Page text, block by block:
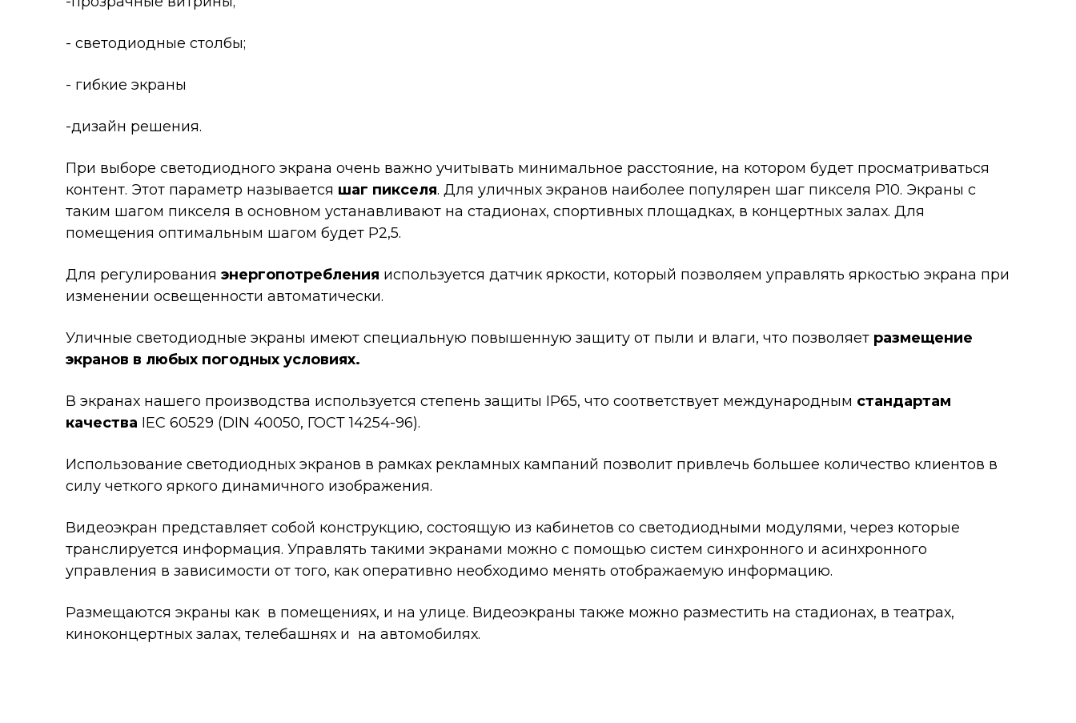
- светодиодные столбы;
- гибкие экраны
-дизайн решения.
При выборе светодиодного экрана очень важно учитывать минимальное расстояние, на котором будет просматриваться
контент. Этот параметр называется шаг пикселя. Для уличных экранов наиболее популярен шаг пикселя Р10. Экраны с
таким шагом пикселя в основном устанавливают на стадионах, спортивных площадках, в концертных залах. Для
помещения оптимальным шагом будет Р2,5.
Для регулирования энергопотребления используется датчик яркости, который позволяем управлять яркостью экрана при
изменении освещенности автоматически.
Уличные светодиодные экраны имеют специальную повышенную защиту от пыли и влаги, что позволяет размещение
экранов в любых погодных условиях.
В экранах нашего производства используется степень защиты IP65, что соответствует международным стандартам
качества IEC 60529 (DIN 40050, ГОСТ 14254-96).
Использование светодиодных экранов в рамках рекламных кампаний позволит привлечь большее количество клиентов в
силу четкого яркого динамичного изображения.
Видеоэкран представляет собой конструкцию, состоящую из кабинетов со светодиодными модулями, через которые
транслируется информация. Управлять такими экранами можно с помощью систем синхронного и асинхронного
управления в зависимости от того, как оперативно необходимо менять отображаемую информацию.
Размещаются экраны как в помещениях, и на улице. Видеоэкраны также можно разместить на стадионах, в театрах,
киноконцертных залах, телебашнях и на автомобилях.